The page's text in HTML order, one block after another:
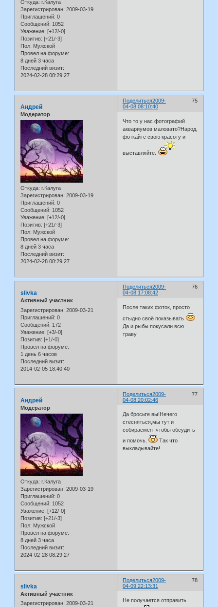
Откуда: г.Калуга
Зарегистрирован: 2009-03-19
Приглашений: 0
Сообщений: 1052
Уважение: [+12/-0]
Позитив: [+21/-3]
Пол: Мужской
Провел на форуме:
8 дней 3 часа
Последний визит:
2024-02-28 08:29:27
Поделиться 75
2009-
04-08 08:10:40
Андрей
Модератор
Откуда: г.Калуга
Зарегистрирован: 2009-03-19
Приглашений: 0
Сообщений: 1052
Уважение: [+12/-0]
Позитив: [+21/-3]
Пол: Мужской
Провел на форуме:
8 дней 3 часа
Последний визит:
2024-02-28 08:29:27
Что то у нас фотографий
аквариумов маловато?Народ,
фоткайте свою красоту и
выставляйте.
Поделиться 76
2009-
04-08 17:08:42
slivka
Активный участник
Зарегистрирован: 2009-03-21
Приглашений: 0
Сообщений: 172
Уважение: [+3/-0]
Позитив: [+1/-0]
Провел на форуме:
1 день 6 часов
Последний визит:
2014-02-05 18:40:40
После таких фоток, просто
стыдно своё показывать
Да и рыбы покусали всю
траву
Поделиться 77
2009-
04-08 20:02:46
Андрей
Модератор
Откуда: г.Калуга
Зарегистрирован: 2009-03-19
Приглашений: 0
Сообщений: 1052
Уважение: [+12/-0]
Позитив: [+21/-3]
Пол: Мужской
Провел на форуме:
8 дней 3 часа
Последний визит:
2024-02-28 08:29:27
Да бросьте вы!Нечего
стесняться,мы тут и
собираемся ,чтобы обсудить
и помочь.
Так что
выкладывайте!
Поделиться 78
2009-
04-09 22:13:31
slivka
Активный участник
Зарегистрирован: 2009-03-21
Не получается отправить